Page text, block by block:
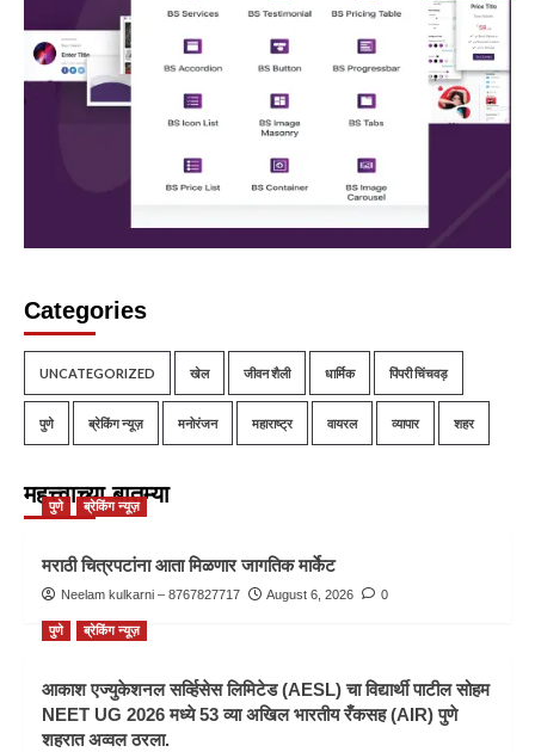
Categories
UNCATEGORIZED खेल जीवन शैली धार्मिक पिंपरी चिंचवड़
पुणे ब्रेकिंग न्यूज़ मनोरंजन महाराष्ट्र वायरल व्यापार शहर
महत्त्वाच्या बातम्या
पुणे ब्रेकिंग न्यूज़
मराठी चित्रपटांना आता मिळणार जागतिक मार्केट
Neelam kulkarni – 8767827717 August 6, 2026 0
पुणे ब्रेकिंग न्यूज़
आकाश एज्युकेशनल सर्व्हिसेस लिमिटेड (AESL) चा विद्यार्थी पाटील सोहम
NEET UG 2026 मध्ये 53 व्या अखिल भारतीय रँकसह (AIR) पुणे
शहरात अव्वल ठरला.